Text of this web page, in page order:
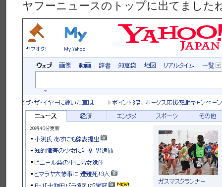
ヤフーニュースのトップに出てました